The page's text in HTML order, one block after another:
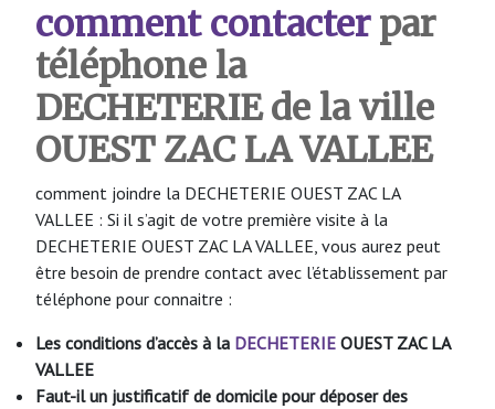
comment contacterpar
téléphone la
DECHETERIE de la ville
OUEST ZAC LA VALLEE
comment joindre la DECHETERIE OUEST ZAC LA
VALLEE : Si il s’agit de votre première visite à la
DECHETERIE OUEST ZAC LA VALLEE, vous aurez peut
être besoin de prendre contact avec l’établissement par
téléphone pour connaitre :
Les conditions d’accès à la DECHETERIE OUEST ZAC LA
VALLEE
Faut-il un justificatif de domicile pour déposer des